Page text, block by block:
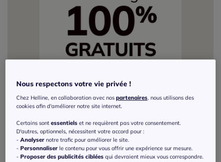
Nous respectons votre vie privée !
Chez Helline, en collaboration avec nospartenaires, nous utilisons des
cookies afin d'améliorer notre site internet.
Certains sontessentiels et ne requièrent pas votre consentement.
D'autres, optionnels, nécessitent votre accord pour :
-Analyser notre trafic pour améliorer le site.
-Personnaliser le contenu pour vous offrir une expérience sur mesure.
-Proposer des publicités ciblées qui devraient mieux vous correspondre.